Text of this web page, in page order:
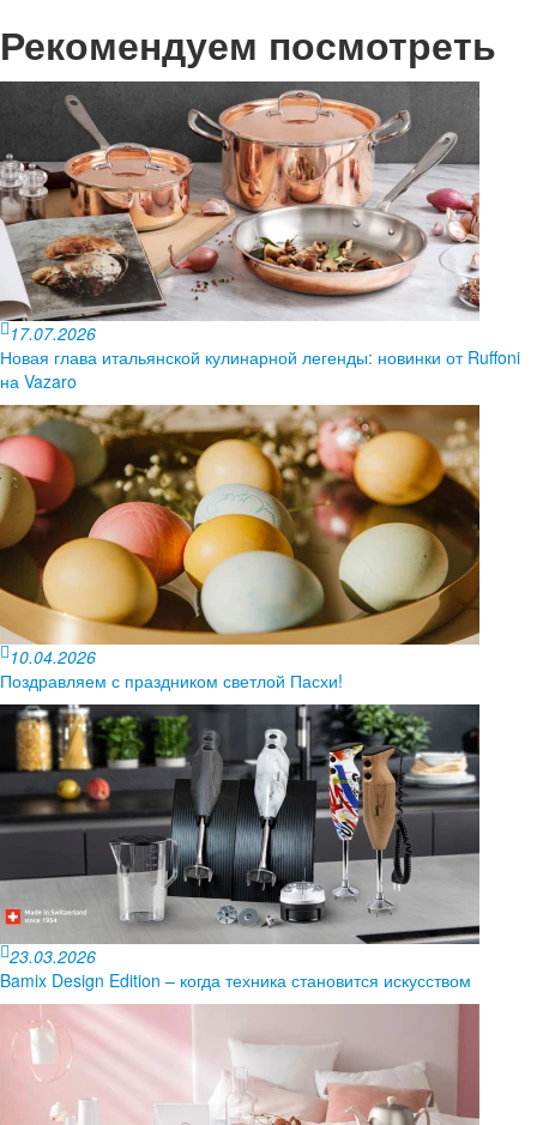
Рекомендуем посмотреть
17.07.2026
Новая глава итальянской кулинарной легенды: новинки от Ruffoni
на Vazaro
10.04.2026
Поздравляем с праздником светлой Пасхи!
23.03.2026
Bamix Design Edition – когда техника становится искусством